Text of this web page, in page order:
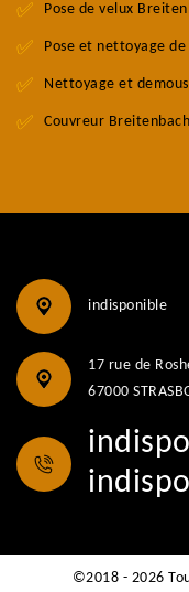
Pose de velux
Pose et nettoyage
Nettoyage et
Couvreur
indisponible
17 rue de
67000
©2018 - 2026